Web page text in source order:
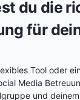
du die
für
Tool oder
Media
und